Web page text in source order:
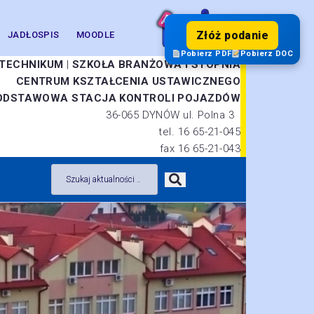
Złóż podanie
Pobierz PDF Pobierz DOC
JADŁOSPIS MOODLE
| SZKOŁA BRANŻOWA I STOPNIA
CENTRUM KSZTAŁCENIA USTAWICZNEGO
STACJA KONTROLI POJAZDÓW
36-065 DYNÓW ul. Polna 3
tel. 16 65-21-045
fax 16 65-21-043